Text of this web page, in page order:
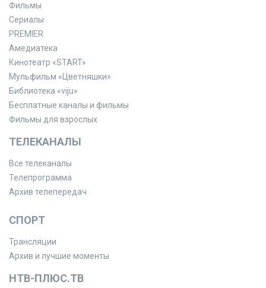
Фильмы
Сериалы
PREMIER
Амедиатека
Кинотеатр «START»
Мульфильм «Цветняшки»
Библиотека «viju»
Бесплатные каналы и фильмы
Фильмы для взрослых
ТЕЛЕКАНАЛЫ
Все телеканалы
Телепрограмма
Архив телепередач
СПОРТ
Трансляции
Архив и лучшие моменты
НТВ-ПЛЮС.ТВ